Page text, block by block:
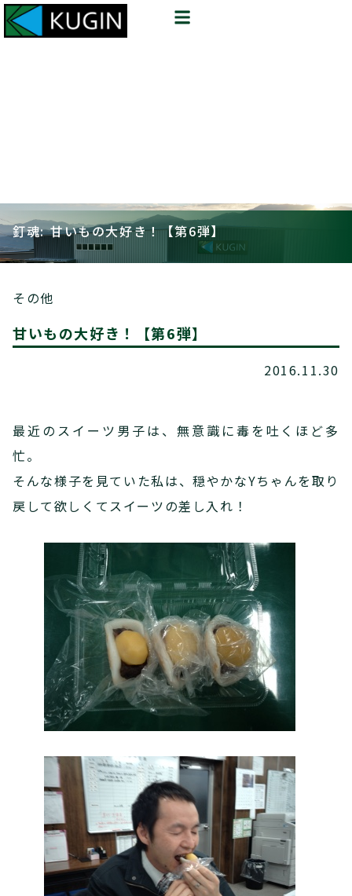
釘魂: 甘いもの大好き！【第6弾】
その他
甘いもの大好き！【第6弾】
2016.11.30
最近のスイーツ男子は、無意識に毒を吐くほど多
忙。
そんな様子を見ていた私は、穏やかなYちゃんを取り
戻して欲しくてスイーツの差し入れ！